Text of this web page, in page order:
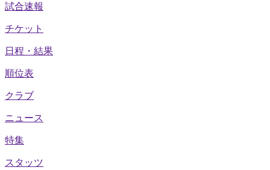
試合速報
チケット
日程・結果
順位表
クラブ
ニュース
特集
スタッツ